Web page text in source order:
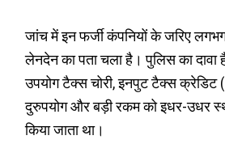
जांच में इन फर्जी कंपनियों के जरिए
लेनदेन का पता चला है। पुलिस का दावा
उपयोग टैक्स चोरी, इनपुट टैक्स
दुरुपयोग और बड़ी रकम को इधर-उधर
किया जाता था।